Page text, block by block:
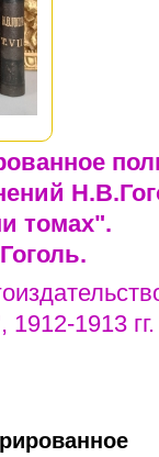
томах".
1912-1913 гг.